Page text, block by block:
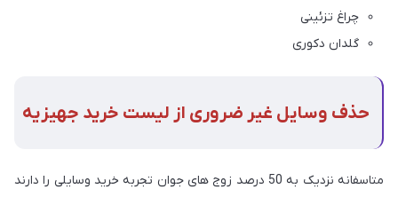
چراغ تزئینی
گلدان دکوری
حذف وسایل غیر ضروری از لیست خرید جهیزیه
متاسفانه نزدیک به 50 درصد زوج های جوان تجربه خرید وسایلی را دارند